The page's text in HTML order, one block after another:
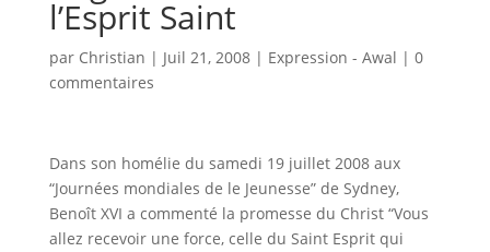
l’Esprit Saint
par Christian | Juil 21, 2008| Expression - Awal | 0
commentaires
Dans son homélie du samedi 19 juillet 2008 aux
“Journées mondiales de le Jeunesse” de Sydney,
Benoît XVI a commenté la promesse du Christ “Vous
allez recevoir une force, celle du Saint Esprit qui